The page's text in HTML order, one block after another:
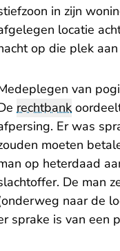
in zijn
locatie
op die plek
van
rechtbank
Er was
moeten
op heterdaad
De man
naar de
sprake is van een